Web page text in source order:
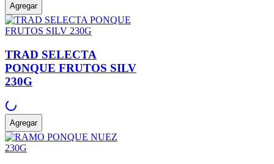
Agregar
TRAD SELECTA
PONQUE FRUTOS SILV
230G
Agregar